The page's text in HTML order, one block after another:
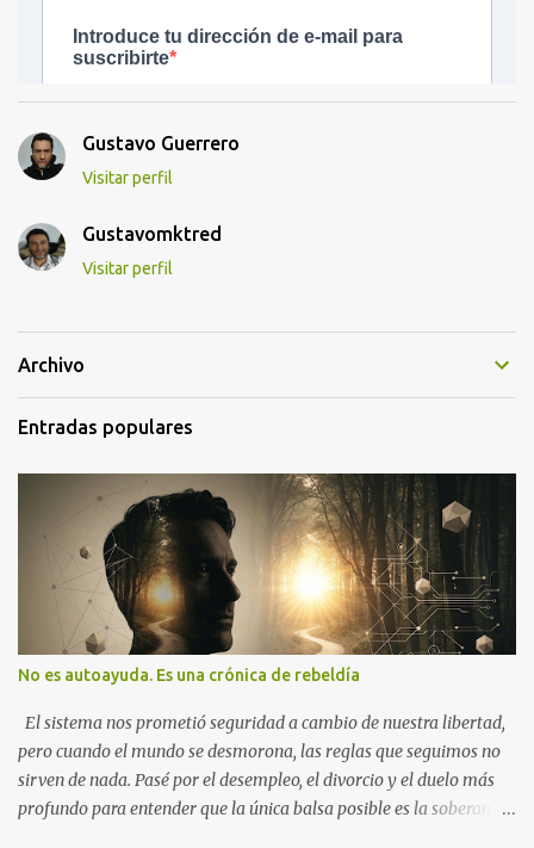
Gustavo Guerrero
Visitar perfil
Gustavomktred
Visitar perfil
Archivo
Entradas populares
No es autoayuda. Es una crónica de rebeldía
El sistema nos prometió seguridad a cambio de nuestra libertad,
pero cuando el mundo se desmorona, las reglas que seguimos no
sirven de nada. Pasé por el desempleo, el divorcio y el duelo más
profundo para entender que la única balsa posible es la soberanía